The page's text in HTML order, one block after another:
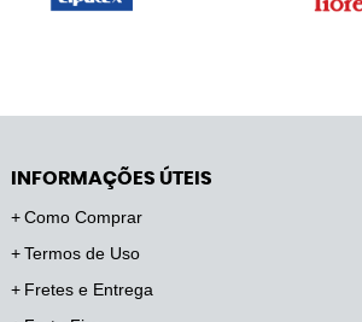
INFORMAÇÕES ÚTEIS
Como Comprar
Termos de Uso
Fretes e Entrega